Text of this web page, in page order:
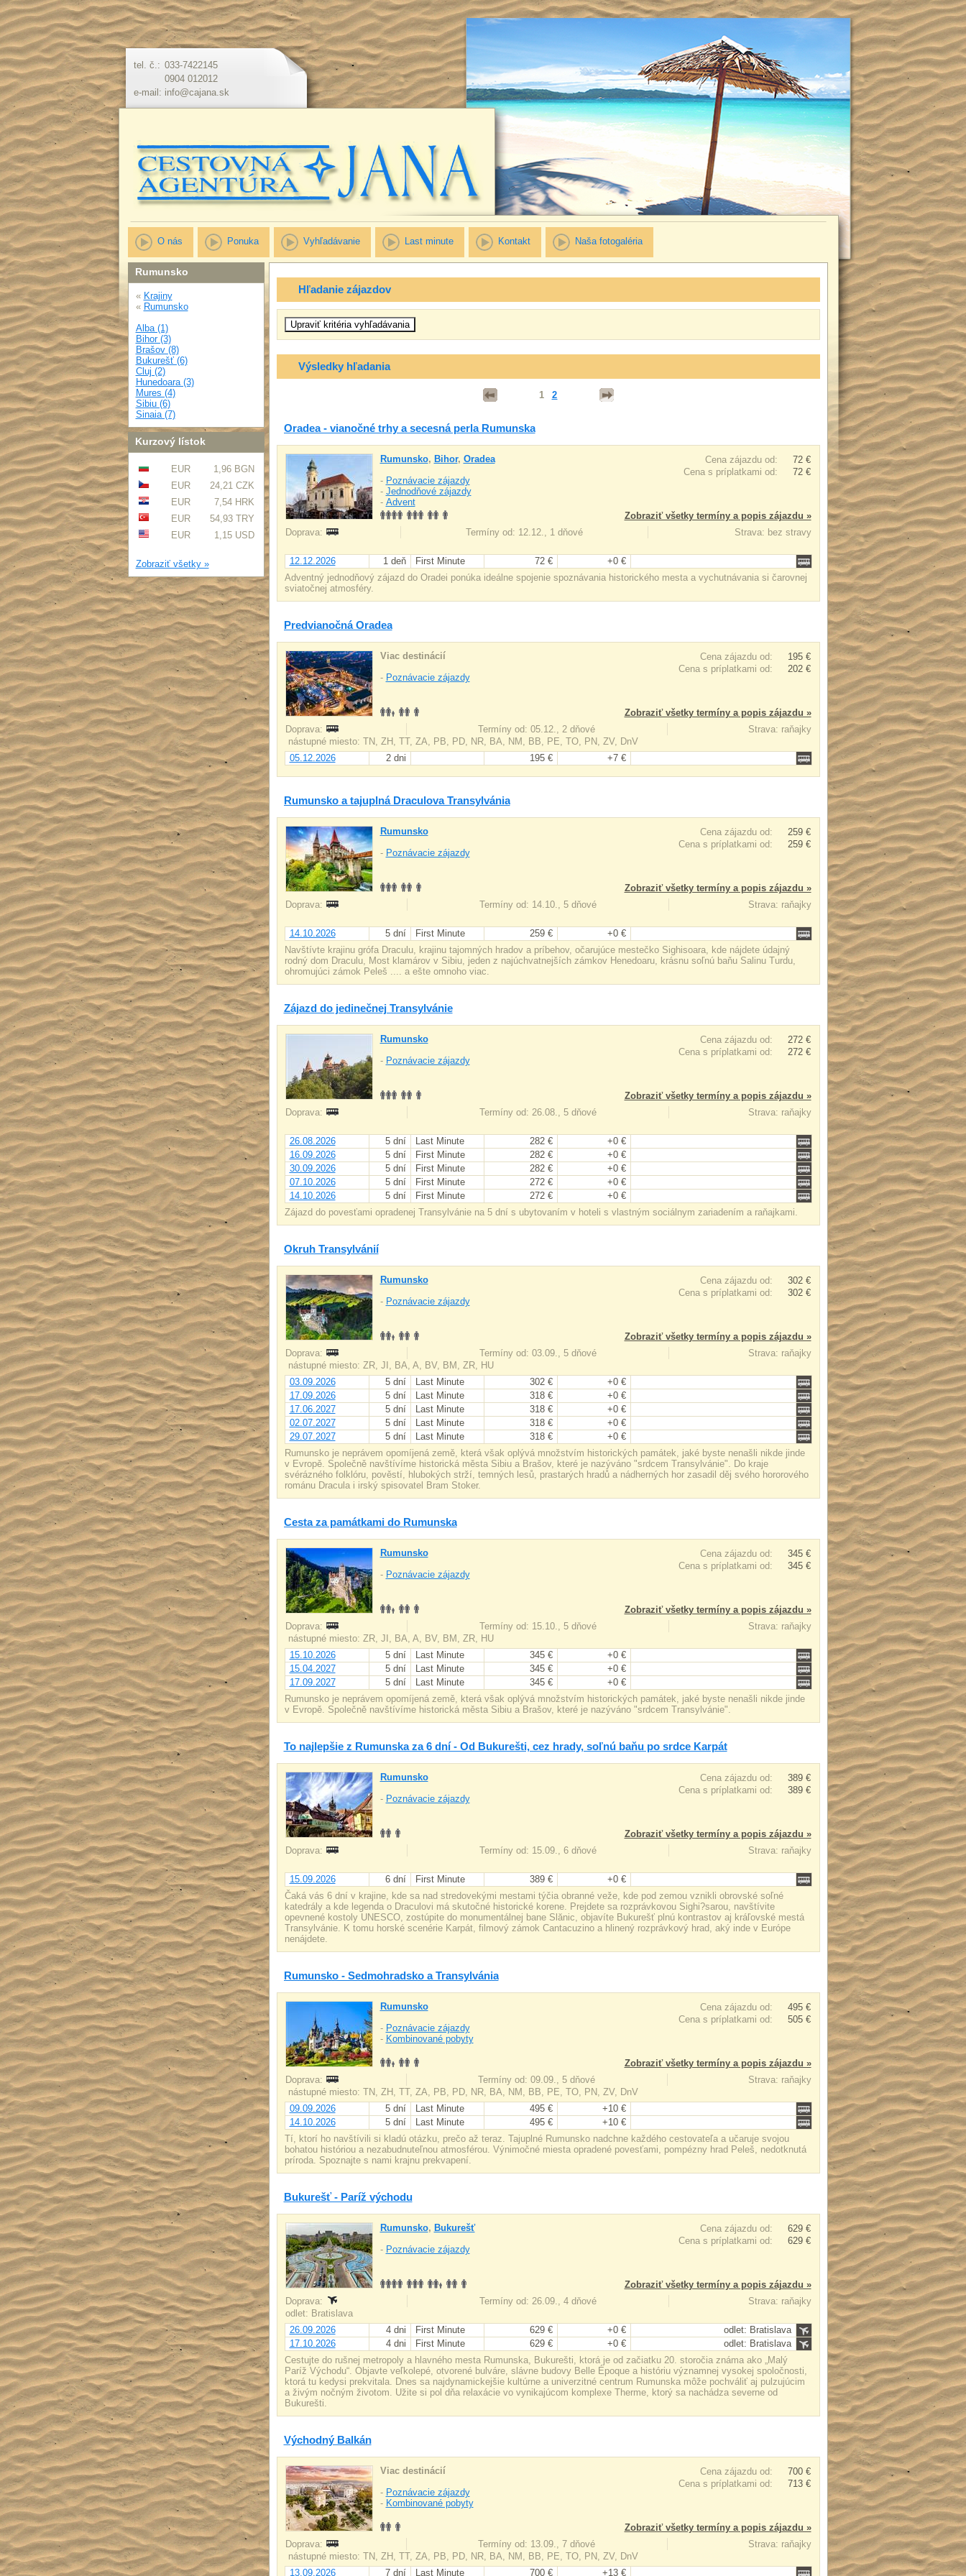
tel. č.: 033-7422145
0904 012012
e-mail: info@cajana.sk
O nás Ponuka Vyhľadávanie Last minute Kontakt Naša fotogaléria
Rumunsko
« Krajiny
« Rumunsko
Alba (1)
Bihor (3)
Brašov (8)
Bukurešť (6)
Cluj (2)
Hunedoara (3)
Mures (4)
Sibiu (6)
Sinaia (7)
Kurzový lístok
EUR
1,96 BGN
EUR
24,21 CZK
EUR
7,54 HRK
EUR
54,93 TRY
EUR
1,15 USD
Zobraziť všetky »
Hľadanie zájazdov
Výsledky hľadania
1 2
Oradea - vianočné trhy a secesná perla Rumunska
Cena zájazdu od:
72 €
Cena s príplatkami od:
72 €
Rumunsko, Bihor, Oradea
- Poznávacie zájazdy
- Jednodňové zájazdy
- Advent
Zobraziť všetky termíny a popis zájazdu »
Doprava:
Termíny od: 12.12., 1 dňové Strava: bez stravy
12.12.2026 1 deň First Minute 72 €
+0 €
Adventný jednodňový zájazd do Oradei ponúka ideálne spojenie spoznávania historického mesta a vychutnávania si čarovnej
sviatočnej atmosféry.
Predvianočná Oradea
Cena zájazdu od:
195 €
Cena s príplatkami od:
202 €
Viac destinácií
- Poznávacie zájazdy
Zobraziť všetky termíny a popis zájazdu »
Doprava:
Termíny od: 05.12., 2 dňové
Strava: raňajky
nástupné miesto: TN, ZH, TT, ZA, PB, PD, NR, BA, NM, BB, PE, TO, PN, ZV, DnV
05.12.2026
2 dni 195 € +7 €
Rumunsko a tajuplná Draculova Transylvánia
Cena zájazdu od:
259 €
Cena s príplatkami od:
259 €
Rumunsko
- Poznávacie zájazdy
Zobraziť všetky termíny a popis zájazdu »
Doprava:
Termíny od: 14.10., 5 dňové Strava: raňajky
14.10.2026 5 dní First Minute 259 €
+0 €
Navštívte krajinu grófa Draculu, krajinu tajomných hradov a príbehov, očarujúce mestečko Sighisoara, kde nájdete údajný
rodný dom Draculu, Most klamárov v Sibiu, jeden z najúchvatnejších zámkov Henedoaru, krásnu soľnú baňu Salinu Turdu,
ohromujúci zámok Peleš .... a ešte omnoho viac.
Zájazd do jedinečnej Transylvánie
Cena zájazdu od:
272 €
Cena s príplatkami od:
272 €
Rumunsko
- Poznávacie zájazdy
Zobraziť všetky termíny a popis zájazdu »
Doprava:
Termíny od: 26.08., 5 dňové Strava: raňajky
26.08.2026 5 dní Last Minute 282 €
+0 €
16.09.2026
5 dní First Minute 282 €
+0 €
30.09.2026
5 dní First Minute 282 €
+0 €
07.10.2026
5 dní First Minute 272 €
+0 €
14.10.2026
5 dní First Minute 272 €
+0 €
Zájazd do povesťami opradenej Transylvánie na 5 dní s ubytovaním v hoteli s vlastným sociálnym zariadením a raňajkami.
Okruh Transylvánií
Cena zájazdu od:
302 €
Cena s príplatkami od:
302 €
Rumunsko
- Poznávacie zájazdy
Zobraziť všetky termíny a popis zájazdu »
Doprava:
Termíny od: 03.09., 5 dňové
Strava: raňajky
nástupné miesto: ZR, JI, BA, A, BV, BM, ZR, HU
03.09.2026
5 dní Last Minute 302 €
+0 €
17.09.2026
5 dní Last Minute 318 €
+0 €
17.06.2027
5 dní Last Minute 318 €
+0 €
02.07.2027
5 dní Last Minute 318 €
+0 €
29.07.2027
5 dní Last Minute 318 €
+0 €
Rumunsko je neprávem opomíjená země, která však oplývá množstvím historických památek, jaké byste nenašli nikde jinde
v Evropě. Společně navštívíme historická města Sibiu a Brašov, které je nazýváno "srdcem Transylvánie". Do kraje
svérázného folklóru, pověstí, hlubokých strží, temných lesů, prastarých hradů a nádherných hor zasadil děj svého hororového
románu Dracula i irský spisovatel Bram Stoker.
Cesta za památkami do Rumunska
Cena zájazdu od:
345 €
Cena s príplatkami od:
345 €
Rumunsko
- Poznávacie zájazdy
Zobraziť všetky termíny a popis zájazdu »
Doprava:
Termíny od: 15.10., 5 dňové
Strava: raňajky
nástupné miesto: ZR, JI, BA, A, BV, BM, ZR, HU
15.10.2026
5 dní Last Minute 345 €
+0 €
15.04.2027
5 dní Last Minute 345 €
+0 €
17.09.2027
5 dní Last Minute 345 €
+0 €
Rumunsko je neprávem opomíjená země, která však oplývá množstvím historických památek, jaké byste nenašli nikde jinde
v Evropě. Společně navštívíme historická města Sibiu a Brašov, které je nazýváno "srdcem Transylvánie".
To najlepšie z Rumunska za 6 dní - Od Bukurešti, cez hrady, soľnú baňu po srdce Karpát
Cena zájazdu od:
389 €
Cena s príplatkami od:
389 €
Rumunsko
- Poznávacie zájazdy
Zobraziť všetky termíny a popis zájazdu »
Doprava:
Termíny od: 15.09., 6 dňové Strava: raňajky
15.09.2026 6 dní First Minute 389 €
+0 €
Čaká vás 6 dní v krajine, kde sa nad stredovekými mestami týčia obranné veže, kde pod zemou vznikli obrovské soľné
katedrály a kde legenda o Draculovi má skutočné historické korene. Prejdete sa rozprávkovou Sighi?sarou, navštívite
opevnené kostoly UNESCO, zostúpite do monumentálnej bane Slănic, objavíte Bukurešť plnú kontrastov aj kráľovské mestá
Transylvánie. K tomu horské scenérie Karpát, filmový zámok Cantacuzino a hlinený rozprávkový hrad, aký inde v Európe
nenájdete.
Rumunsko - Sedmohradsko a Transylvánia
Cena zájazdu od:
495 €
Cena s príplatkami od:
505 €
Rumunsko
- Poznávacie zájazdy
- Kombinované pobyty
Zobraziť všetky termíny a popis zájazdu »
Doprava:
Termíny od: 09.09., 5 dňové
Strava: raňajky
nástupné miesto: TN, ZH, TT, ZA, PB, PD, NR, BA, NM, BB, PE, TO, PN, ZV, DnV
09.09.2026
5 dní Last Minute 495 €
+10 €
14.10.2026
5 dní Last Minute 495 €
+10 €
Tí, ktorí ho navštívili si kladú otázku, prečo až teraz. Tajuplné Rumunsko nadchne každého cestovateľa a učaruje svojou
bohatou históriou a nezabudnuteľnou atmosférou. Výnimočné miesta opradené povesťami, pompézny hrad Peleš, nedotknutá
príroda. Spoznajte s nami krajnu prekvapení.
Bukurešť - Paríž východu
Cena zájazdu od:
629 €
Cena s príplatkami od:
629 €
Rumunsko, Bukurešť
- Poznávacie zájazdy
Zobraziť všetky termíny a popis zájazdu »
Doprava:
Termíny od: 26.09., 4 dňové
Strava: raňajky
odlet: Bratislava
26.09.2026
4 dni First Minute 629 € +0 €
odlet: Bratislava
17.10.2026
4 dni First Minute 629 € +0 €
odlet: Bratislava
Cestujte do rušnej metropoly a hlavného mesta Rumunska, Bukurešti, ktorá je od začiatku 20. storočia známa ako „Malý
Paríž Východu“. Objavte veľkolepé, otvorené bulváre, slávne budovy Belle Époque a históriu významnej vysokej spoločnosti,
ktorá tu kedysi prekvitala. Dnes sa najdynamickejšie kultúrne a univerzitné centrum Rumunska môže pochváliť aj pulzujúcim
a živým nočným životom. Užite si pol dňa relaxácie vo vynikajúcom komplexe Therme, ktorý sa nachádza severne od
Bukurešti.
Východný Balkán
Cena zájazdu od:
700 €
Cena s príplatkami od:
713 €
Viac destinácií
- Poznávacie zájazdy
- Kombinované pobyty
Zobraziť všetky termíny a popis zájazdu »
Doprava:
Termíny od: 13.09., 7 dňové
Strava: raňajky
nástupné miesto: TN, ZH, TT, ZA, PB, PD, NR, BA, NM, BB, PE, TO, PN, ZV, DnV
13.09.2026
7 dní Last Minute 700 € +13 €